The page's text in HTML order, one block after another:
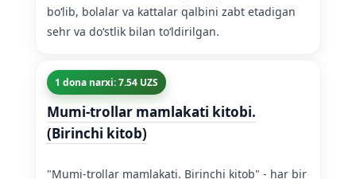
boʻlib, bolalar va kattalar qalbini zabt etadigan
sehr va doʻstlik bilan toʻldirilgan.
1 dona narxi: 7.54 UZS
Mumi-trollar mamlakati kitobi.
(Birinchi kitob)
"Mumi-trollar mamlakati. Birinchi kitob" - har bir